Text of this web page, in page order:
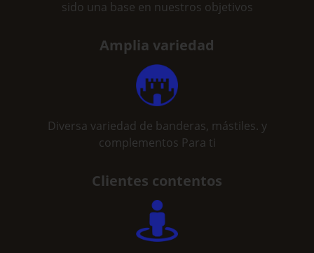
sido una base en nuestros objetivos
Amplia variedad
Diversa variedad de banderas, mástiles. y
complementos Para ti
Clientes contentos